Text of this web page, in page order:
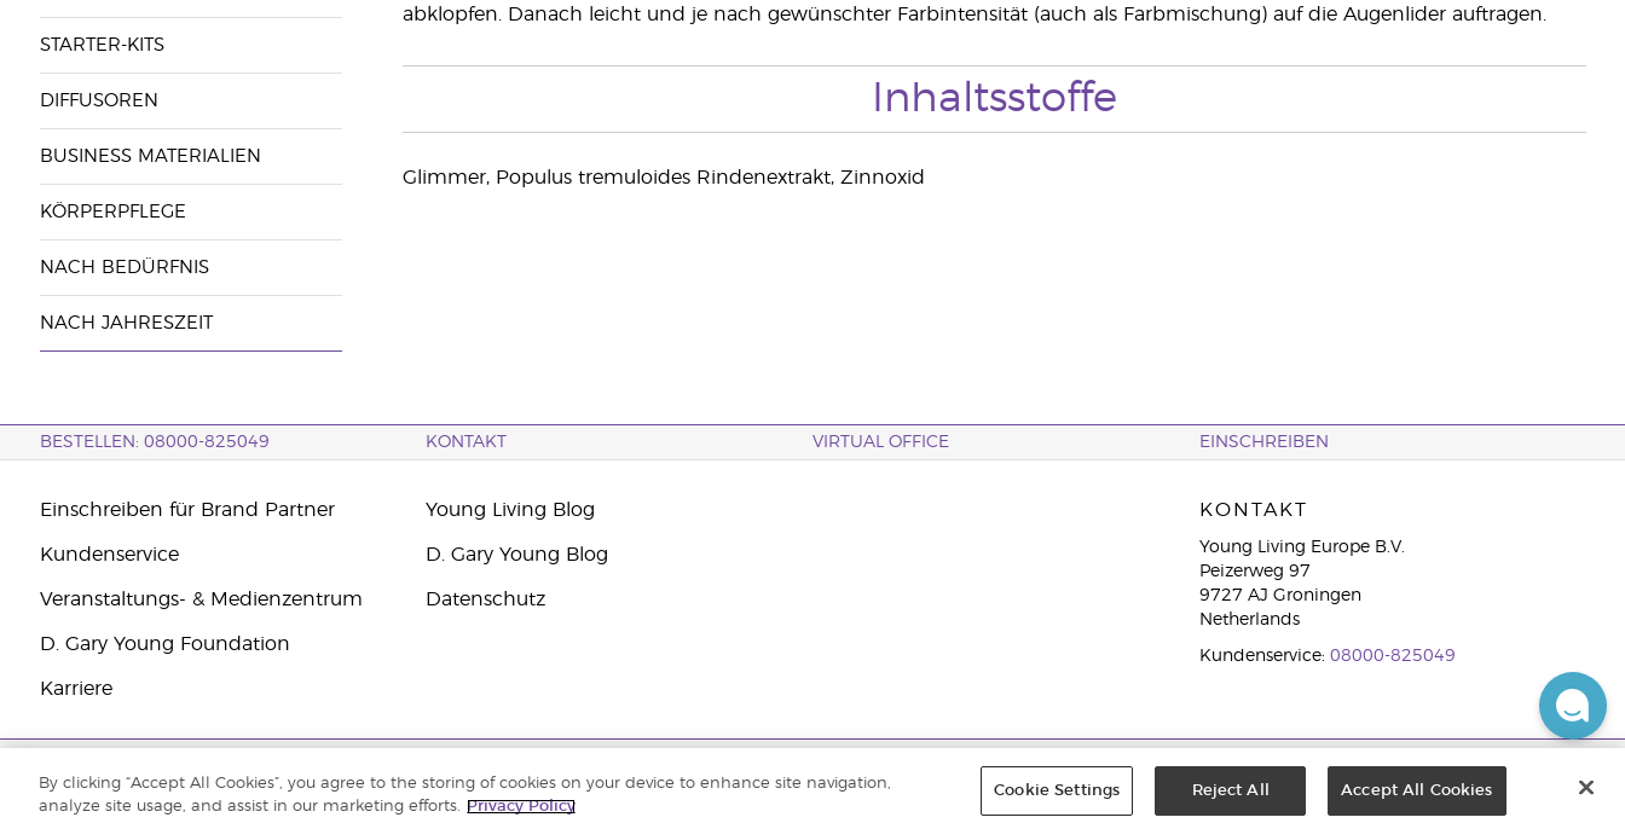
STARTER-KITS
DIFFUSOREN
BUSINESS MATERIALIEN
KÖRPERPFLEGE
NACH BEDÜRFNIS
NACH JAHRESZEIT
abklopfen. Danach leicht und je nach gewünschter Farbintensität (auch als Farbmischung) auf die Augenlider auftragen.
Inhaltsstoffe
Glimmer, Populus tremuloides Rindenextrakt, Zinnoxid
BESTELLEN: 08000-825049 KONTAKT VIRTUAL OFFICE EINSCHREIBEN
Einschreiben für Brand Partner
Kundenservice
Veranstaltungs- & Medienzentrum
D. Gary Young Foundation
Karriere
Young Living Blog
D. Gary Young Blog
Datenschutz
KONTAKT
Young Living Europe B.V.
Peizerweg 97
9727 AJ Groningen
Netherlands
Kundenservice: 08000-825049
By clicking “Accept All Cookies”, you agree to the storing of cookies on your device to enhance site navigation,
analyze site usage, and assist in our marketing efforts.
Privacy Policy
Cookie Settings Reject All Accept All Cookies